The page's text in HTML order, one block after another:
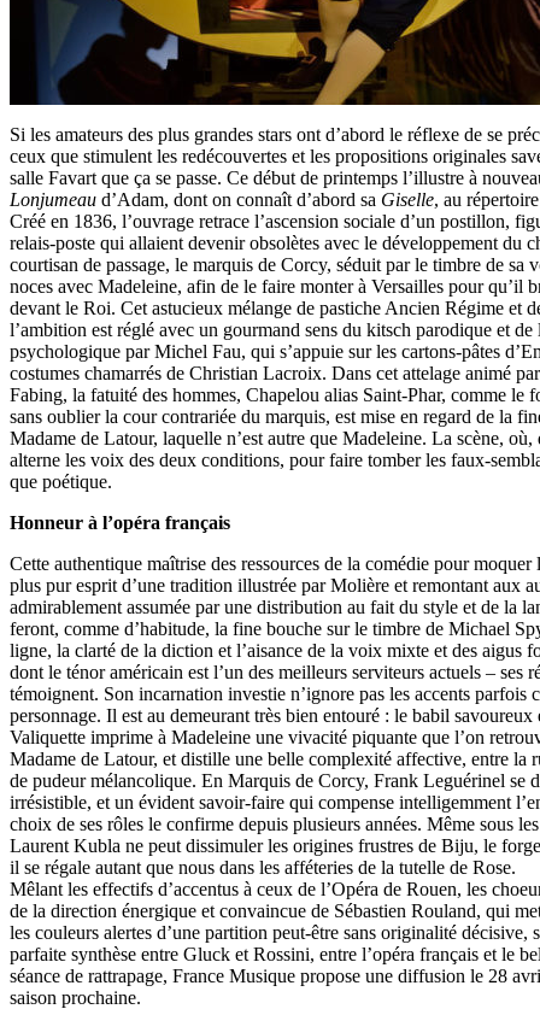
Si les amateurs des plus grandes stars ont d’abord le réflexe de se
ceux que stimulent les redécouvertes et les propositions originales
salle Favart que ça se passe. Ce début de printemps l’illustre à
Lonjumeau d’Adam, dont on connaît d’abord sa Giselle, au
Créé en 1836, l’ouvrage retrace l’ascension sociale d’un postillon,
relais-poste qui allaient devenir obsolètes avec le développement du
courtisan de passage, le marquis de Corcy, séduit par le timbre de sa
noces avec Madeleine, afin de le faire monter à Versailles pour qu’il
devant le Roi. Cet astucieux mélange de pastiche Ancien Régime et
l’ambition est réglé avec un gourmand sens du kitsch parodique et de
psychologique par Michel Fau, qui s’appuie sur les cartons-pâtes
costumes chamarrés de Christian Lacroix. Dans cet attelage animé
Fabing, la fatuité des hommes, Chapelou alias Saint-Phar, comme le
sans oublier la cour contrariée du marquis, est mise en regard de la
Madame de Latour, laquelle n’est autre que Madeleine. La scène, où,
alterne les voix des deux conditions, pour faire tomber les faux-
que poétique.
Honneur à l’opéra français
Cette authentique maîtrise des ressources de la comédie pour moquer
plus pur esprit d’une tradition illustrée par Molière et remontant aux
admirablement assumée par une distribution au fait du style et de la
feront, comme d’habitude, la fine bouche sur le timbre de Michael
ligne, la clarté de la diction et l’aisance de la voix mixte et des aigus
dont le ténor américain est l’un des meilleurs serviteurs actuels – ses
témoignent. Son incarnation investie n’ignore pas les accents parfois
personnage. Il est au demeurant très bien entouré : le babil
Valiquette imprime à Madeleine une vivacité piquante que l’on
Madame de Latour, et distille une belle complexité affective, entre la
de pudeur mélancolique. En Marquis de Corcy, Frank Leguérinel se
irrésistible, et un évident savoir-faire qui compense intelligemment
choix de ses rôles le confirme depuis plusieurs années. Même sous
Laurent Kubla ne peut dissimuler les origines frustres de Biju, le
il se régale autant que nous dans les afféteries de la tutelle de Rose.
Mêlant les effectifs d’accentus à ceux de l’Opéra de Rouen, les
de la direction énergique et convaincue de Sébastien Rouland, qui
les couleurs alertes d’une partition peut-être sans originalité décisive,
parfaite synthèse entre Gluck et Rossini, entre l’opéra français et le
séance de rattrapage, France Musique propose une diffusion le 28
saison prochaine.